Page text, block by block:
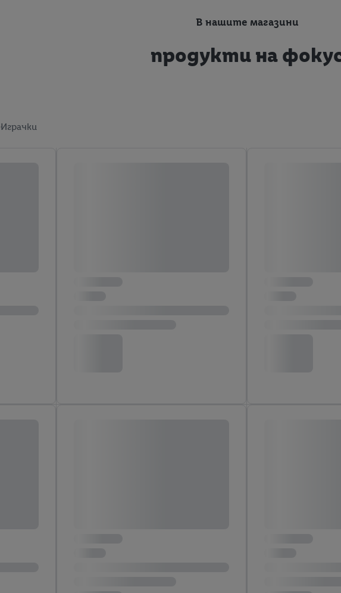
В нашите магазини
продукти на
Играчки